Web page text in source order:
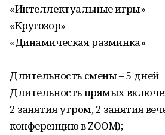
«Интеллектуальные игры»
«Кругозор»
«Динамическая разминка»
Длительность смены – 5 дней
Длительность прямых
2 занятия утром, 2 занятия
конференцию в ZOOM);